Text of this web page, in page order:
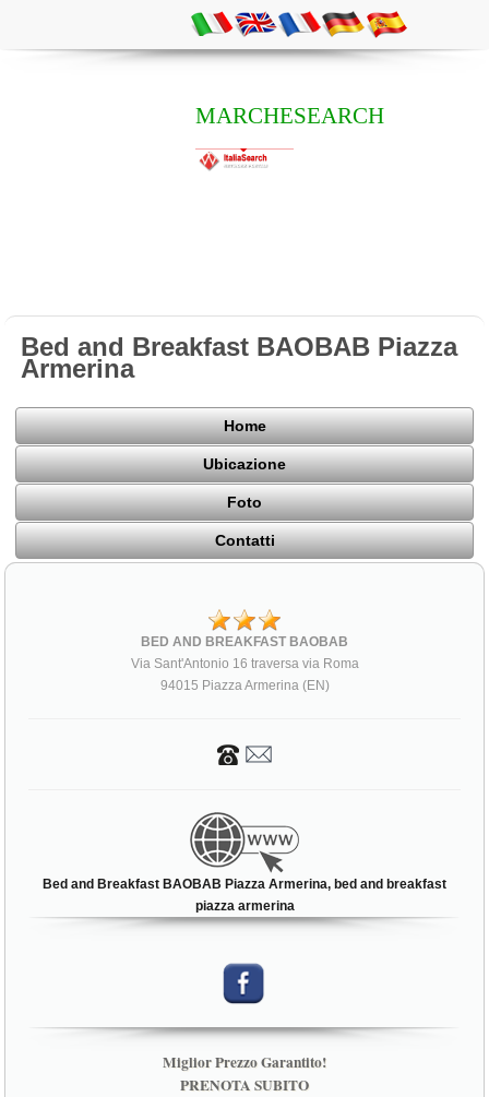
MARCHESEARCH
Bed and Breakfast BAOBAB Piazza
Armerina
Home
Ubicazione
Foto
Contatti
BED AND BREAKFAST BAOBAB
Via Sant'Antonio 16 traversa via Roma
94015 Piazza Armerina (EN)
Bed and Breakfast BAOBAB Piazza Armerina, bed and breakfast
piazza armerina
Miglior Prezzo Garantito!
PRENOTA SUBITO